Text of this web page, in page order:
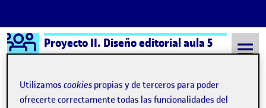
Saltar al contenido
Logo Ágora
Proyecto II. Diseño editorial aula 5
Utilizamoscookies propias y de terceros para poder
ofrecerte correctamente todas las funcionalidades del